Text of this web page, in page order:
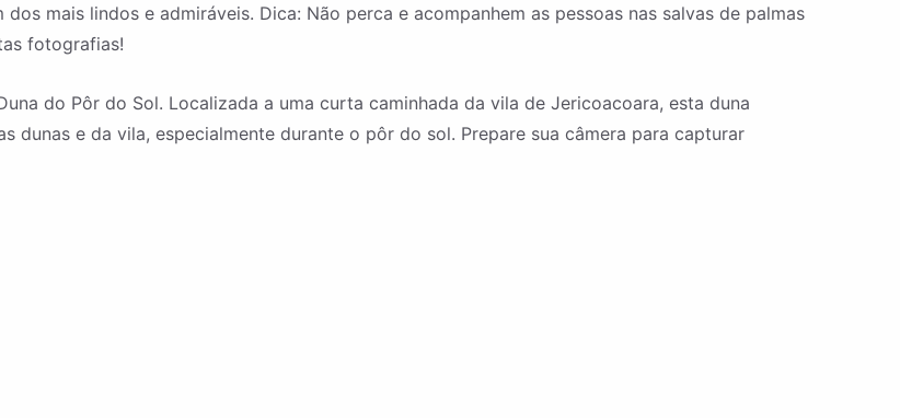
mais lindos e admiráveis. Dica: Não perca e acompanhem as pessoas nas salvas de palmas
fotografias!
do Pôr do Sol. Localizada a uma curta caminhada da vila de Jericoacoara, esta duna
dunas e da vila, especialmente durante o pôr do sol. Prepare sua câmera para capturar